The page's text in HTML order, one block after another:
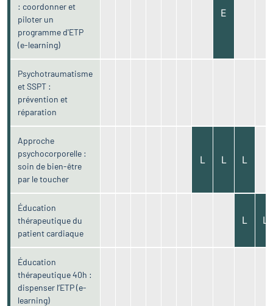
: coordonner et
piloter un
programme d'ETP
(e-learning)
E
Psychotraumatisme
et SSPT :
prévention et
réparation
Approche
psychocorporelle :
soin de bien-être
par le toucher
L L L
Éducation
thérapeutique du
patient cardiaque
L L
Éducation
thérapeutique 40h :
dispenser l’ETP (e-
learning)